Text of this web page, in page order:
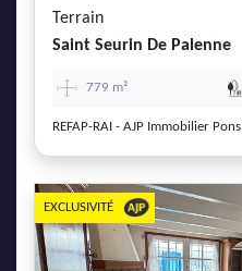
Terrain
Saint Seurin De Palenne
779 m²
REFAP-RAI - AJP Immobilier Pons
EXCLUSIVITÉ